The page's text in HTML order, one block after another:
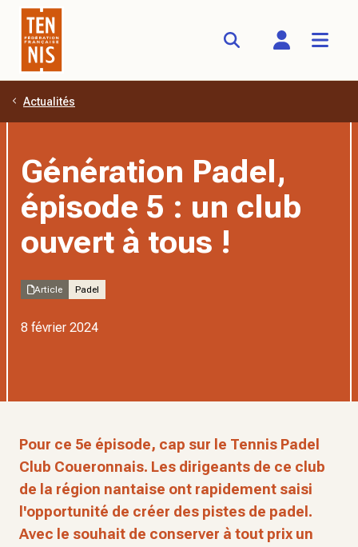
Aller au contenu principal
Actualités
Génération Padel,
épisode 5 : un club
ouvert à tous !
Article Padel
8 février 2024
Pour ce 5e épisode, cap sur le Tennis Padel
Club Coueronnais. Les dirigeants de ce club
de la région nantaise ont rapidement saisi
l'opportunité de créer des pistes de padel.
Avec le souhait de conserver à tout prix un